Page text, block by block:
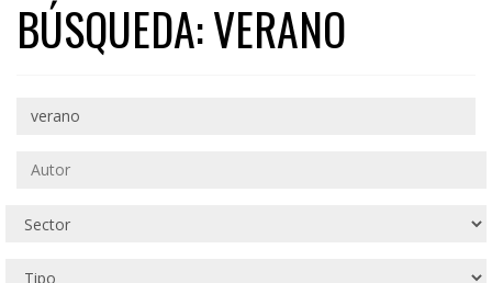
BÚSQUEDA: VERANO